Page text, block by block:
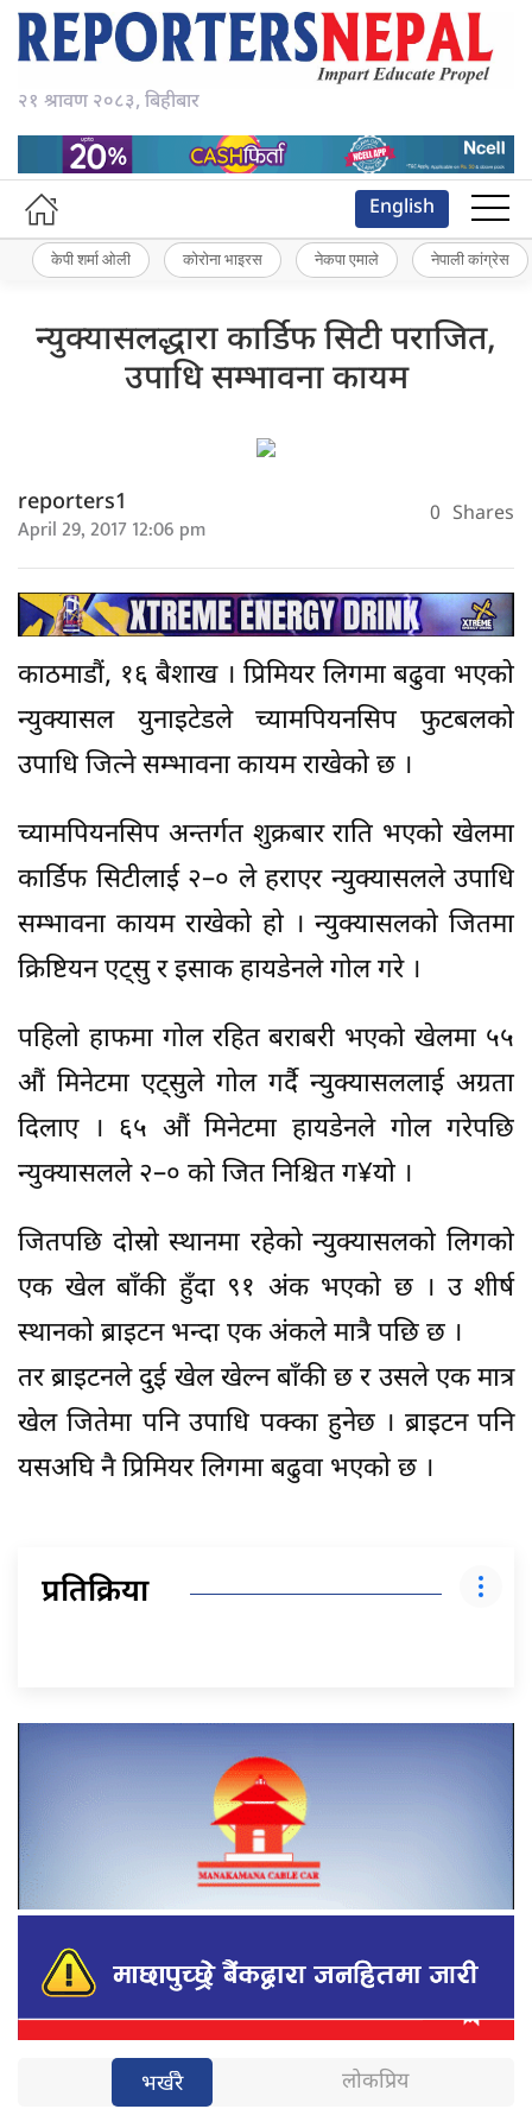
२१ श्रावण २०८३, बिहीबार
English
केपी शर्मा ओली कोरोना भाइरस नेकपा एमाले नेपाली कांग्रेस
न्युक्यासलद्धारा कार्डिफ सिटी पराजित,
उपाधि सम्भावना कायम
reporters1
April 29, 2017 12:06 pm 0 Shares
काठमाडौं, १६ बैशाख । प्रिमियर लिगमा बढुवा भएको
न्युक्यासल युनाइटेडले च्यामपियनसिप फुटबलको
उपाधि जित्ने सम्भावना कायम राखेको छ ।
च्यामपियनसिप अन्तर्गत शुक्रबार राति भएको खेलमा
कार्डिफ सिटीलाई २–० ले हराएर न्युक्यासलले उपाधि
सम्भावना कायम राखेको हो । न्युक्यासलको जितमा
क्रिष्टियन एट्सु र इसाक हायडेनले गोल गरे ।
पहिलो हाफमा गोल रहित बराबरी भएको खेलमा ५५
औं मिनेटमा एट्सुले गोल गर्दै न्युक्यासललाई अग्रता
दिलाए । ६५ औं मिनेटमा हायडेनले गोल गरेपछि
न्युक्यासलले २–० को जित निश्चित ग¥यो ।
जितपछि दोस्रो स्थानमा रहेको न्युक्यासलको लिगको
एक खेल बाँकी हुँदा ९१ अंक भएको छ । उ शीर्ष
स्थानको ब्राइटन भन्दा एक अंकले मात्रै पछि छ ।
तर ब्राइटनले दुई खेल खेल्न बाँकी छ र उसले एक मात्र
खेल जितेमा पनि उपाधि पक्का हुनेछ । ब्राइटन पनि
यसअघि नै प्रिमियर लिगमा बढुवा भएको छ ।
प्रतिक्रिया
भर्खरै लोकप्रिय